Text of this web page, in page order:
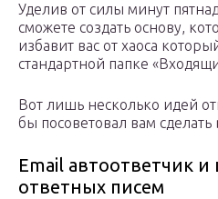
Уделив от силы минут
сможете создать основу,
избавит вас от хаоса
стандартной папке
Вот лишь несколько идей
бы посоветовал вам
Email автоответчик
ответных писем